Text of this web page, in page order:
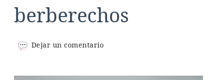
berberechos
Dejar un comentarioen
con